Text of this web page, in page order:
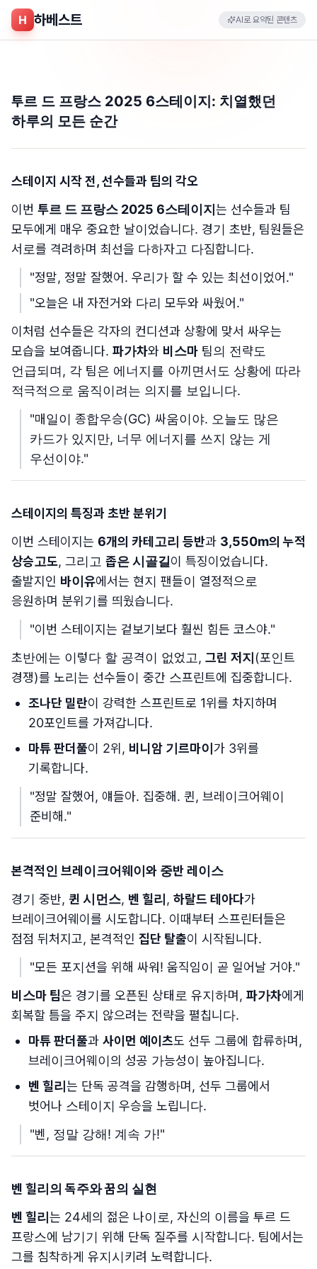
H 하베스트 AI로 요약된 콘텐츠
투르 드 프랑스 2025 6스테이지: 치열했던
하루의 모든 순간
스테이지 시작 전, 선수들과 팀의 각오
이번 투르 드 프랑스 2025 6스테이지 는 선수들과 팀
모두에게 매우 중요한 날이었습니다. 경기 초반, 팀원들은
서로를 격려하며 최선을 다하자고 다짐합니다.
"정말, 정말 잘했어. 우리가 할 수 있는 최선이었어."
"오늘은 내 자전거와 다리 모두와 싸웠어."
이처럼 선수들은 각자의 컨디션과 상황에 맞서 싸우는
모습을 보여줍니다. 파가차와 비스마 팀의 전략도
언급되며, 각 팀은 에너지를 아끼면서도 상황에 따라
적극적으로 움직이려는 의지를 보입니다.
"매일이 종합우승(GC) 싸움이야. 오늘도 많은
카드가 있지만, 너무 에너지를 쓰지 않는 게
우선이야."
스테이지의 특징과 초반 분위기
이번 스테이지는 6개의 카테고리 등반과 3,550m의 누적
상승고도, 그리고 좁은 시골길 이 특징이었습니다.
출발지인 바이유에서는 현지 팬들이 열정적으로
응원하며 분위기를 띄웠습니다.
"이번 스테이지는 겉보기보다 훨씬 힘든 코스야."
초반에는 이렇다 할 공격이 없었고, 그린 저지 (포인트
경쟁)를 노리는 선수들이 중간 스프린트에 집중합니다.
조나단 밀란이 강력한 스프린트로 1위를 차지하며
20포인트를 가져갑니다.
마튜 판더풀이 2위, 비니암 기르마이 가 3위를
기록합니다.
"정말 잘했어, 얘들아. 집중해. 퀸, 브레이크어웨이
준비해."
본격적인 브레이크어웨이와 중반 레이스
경기 중반, 퀸 시먼스, 벤 힐리 , 하랄드 테아다가
브레이크어웨이를 시도합니다. 이때부터 스프린터들은
점점 뒤처지고, 본격적인 집단 탈출이 시작됩니다.
"모든 포지션을 위해 싸워! 움직임이 곧 일어날 거야."
비스마 팀은 경기를 오픈된 상태로 유지하며, 파가차에게
회복할 틈을 주지 않으려는 전략을 펼칩니다.
마튜 판더풀과 사이먼 예이츠도 선두 그룹에 합류하며,
브레이크어웨이의 성공 가능성이 높아집니다.
벤 힐리 는 단독 공격을 감행하며, 선두 그룹에서
벗어나 스테이지 우승을 노립니다.
"벤, 정말 강해! 계속 가!"
벤 힐리의 독주와 꿈의 실현
벤 힐리 는 24세의 젊은 나이로, 자신의 이름을 투르 드
프랑스에 남기기 위해 단독 질주를 시작합니다. 팀에서는
그를 침착하게 유지시키려 노력합니다.